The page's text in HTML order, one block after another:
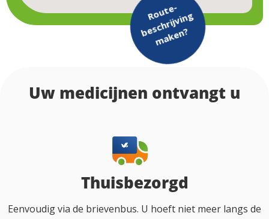
Route-
beschrijving
maken?
Klik
hier
v
o
o
r d
e
ro
u
te
b
e
s
c
h
rijv
in
g
.
Uw medicijnen ontvangt u
Thuisbezorgd
Eenvoudig via de brievenbus. U hoeft niet meer langs de